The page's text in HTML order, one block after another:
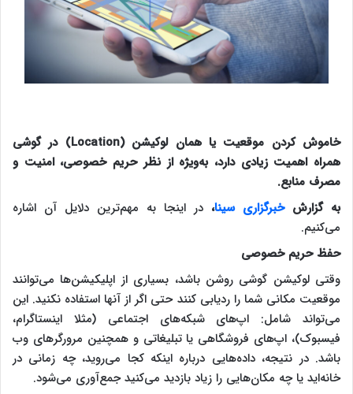
خاموش کردن موقعیت یا همان لوکیشن (Location) در گوشی
همراه اهمیت زیادی دارد، به‌ویژه از نظر حریم خصوصی، امنیت و
مصرف منابع.
به گزارشخبرگزاری سینا، در اینجا به مهم‌ترین دلایل آن اشاره
می‌کنیم.
حفظ حریم خصوصی
وقتی لوکیشن گوشی روشن باشد، بسیاری از اپلیکیشن‌ها می‌توانند
موقعیت مکانی شما را ردیابی کنند حتی اگر از آنها استفاده نکنید. این
می‌تواند شامل: اپ‌های شبکه‌های اجتماعی (مثلا اینستاگرام،
فیسبوک)، اپ‌های فروشگاهی یا تبلیغاتی و همچنین مرورگرهای وب
باشد. در نتیجه، داده‌هایی درباره اینکه کجا می‌روید، چه زمانی در
خانه‌اید یا چه مکان‌هایی را زیاد بازدید می‌کنید جمع‌آوری می‌شود.